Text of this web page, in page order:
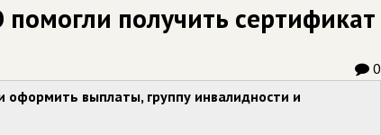
получить сертификат
0
выплаты, группу инвалидности и